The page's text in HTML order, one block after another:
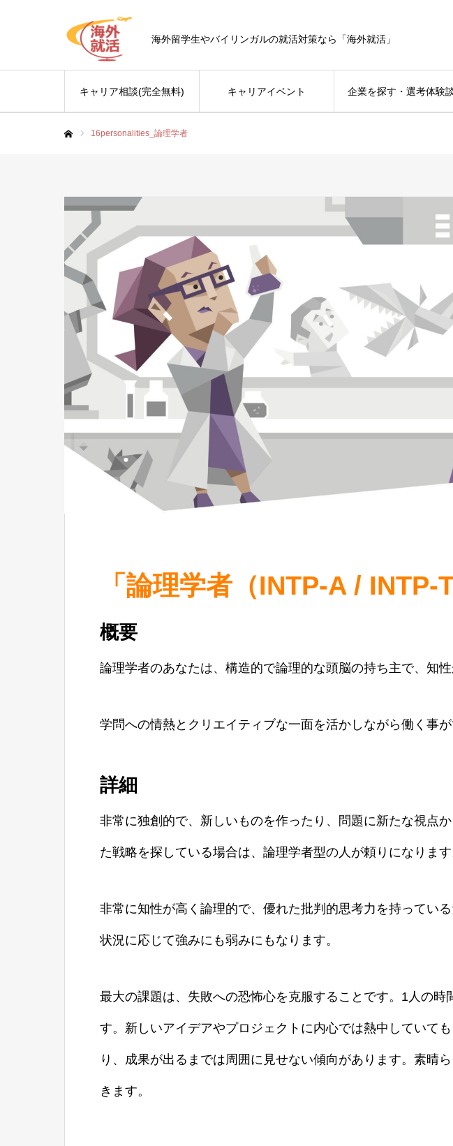
海外留学生やバイリンガルの就活対策なら「海外就活」
キャリア相談(完全無料) キャリアイベント 企業を探す・選考体験
16personalities_論理学者
「論理学者（INTP-A / INTP-
概要
論理学者のあなたは、構造的で論理的な頭脳の持ち主で、知
学問への情熱とクリエイティブな一面を活かしながら働く事が
詳細
非常に独創的で、新しいものを作ったり、問題に新たな視点
た戦略を探している場合は、論理学者型の人が頼りになりま
非常に知性が高く論理的で、優れた批判的思考力を持ってい
状況に応じて強みにも弱みにもなります。
最大の課題は、失敗への恐怖心を克服することです。1人の
す。新しいアイデアやプロジェクトに内心では熱中していて
り、成果が出るまでは周囲に見せない傾向があります。素晴
きます。